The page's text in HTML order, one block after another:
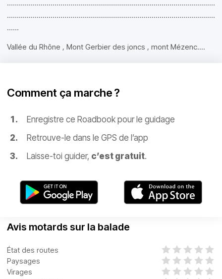
.........................................................................................................
.........................................................................................................
......
Vallée du Rhône , Mont Gerbier des joncs , mont Mézenc....
Comment ça marche ?
Enregistre ce Roadbook pour le guidage
Retrouve-le dans le GPS de l’app
Laisse-toi guider, c’est gratuit.
Avis motards sur la balade
État des routes
Paysages
Virages